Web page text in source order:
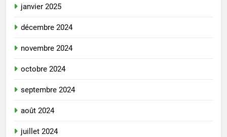
janvier 2025
décembre 2024
novembre 2024
octobre 2024
septembre 2024
août 2024
juillet 2024